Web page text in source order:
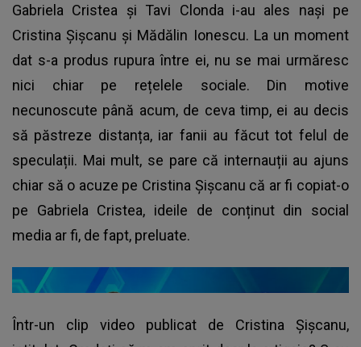
Gabriela Cristea și Tavi Clonda i-au ales nași pe
Cristina Șișcanu și Mădălin Ionescu. La un moment
dat s-a produs rupura între ei, nu se mai urmăresc
nici chiar pe rețelele sociale. Din motive
necunoscute până acum, de ceva timp, ei au decis
să păstreze distanța, iar fanii au făcut tot felul de
speculații. Mai mult, se pare că internauții au ajuns
chiar să o acuze pe Cristina Șișcanu că ar fi copiat-o
pe Gabriela Cristea, ideile de conținut din social
media ar fi, de fapt, preluate.
Într-un clip video publicat de Cristina Șișcanu,